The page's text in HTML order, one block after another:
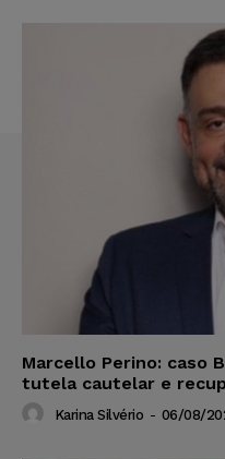
Marcello Perino: caso
tutela cautelar e
Karina Silvério - 06/08/